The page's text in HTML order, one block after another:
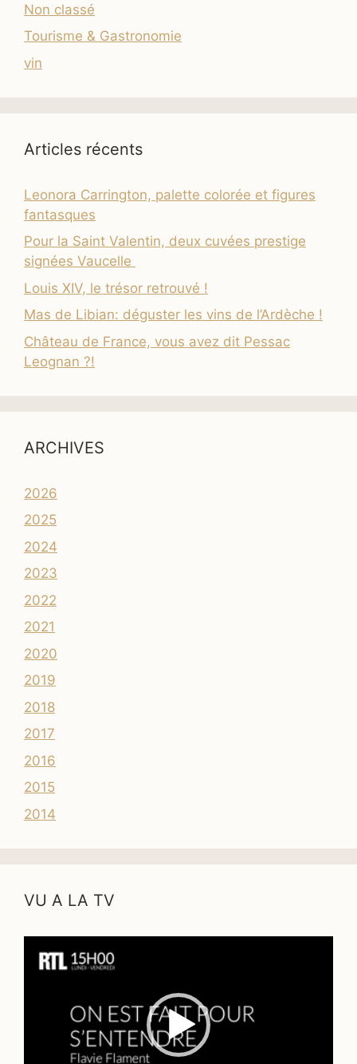
Non classé
Tourisme & Gastronomie
vin
Articles récents
Leonora Carrington, palette colorée et figures
fantasques
Pour la Saint Valentin, deux cuvées prestige
signées Vaucelle
Louis XIV, le trésor retrouvé !
Mas de Libian: déguster les vins de l’Ardèche !
Château de France, vous avez dit Pessac
Leognan ?!
ARCHIVES
2026
2025
2024
2023
2022
2021
2020
2019
2018
2017
2016
2015
2014
VU A LA TV
vidéo